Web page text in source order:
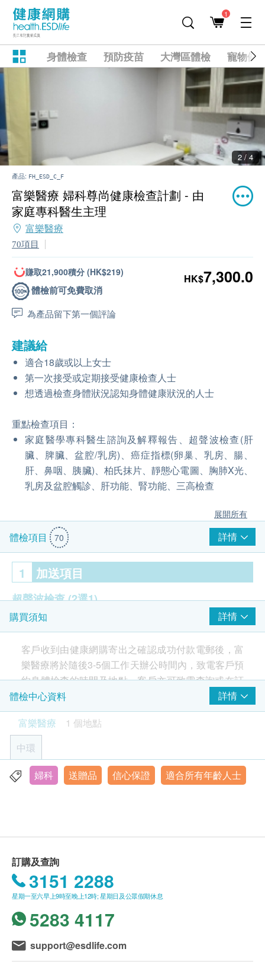
1
身體檢查 預防疫苗 大灣區體檢 寵物健
2 / 4
產品: FH_ESD_C_F
富樂醫療 婦科尊尚健康檢查計劃 - 由
家庭專科醫生主理
富樂醫療
70項目
賺取21,900積分 (HK$219)
體檢前可免費取消
為產品留下第一個評論
HK$7,300.0
建議給
適合18歲或以上女士
第一次接受或定期接受健康檢查人士
想透過檢查身體狀況認知身體健康狀況的人士
重點檢查項目：
家庭醫學專科醫生諮詢及解釋報告、超聲波檢查(肝
臟、脾臟、盆腔/乳房)、癌症指標(卵巢、乳房、腸、
肝、鼻咽、胰臟)、柏氏抹片、靜態心電圖、胸肺X光、
乳房及盆腔觸診、肝功能、腎功能、三高檢查
展開所有
體檢項目 70 詳情
1 加送項目
超聲波檢查(2選1)
乳房超聲波
2 重點項目
醫生諮詢 重點項目
家庭醫學專科醫生診前及診後諮詢
超聲波檢查
肝臟超聲波
脾臟超聲波
癌症指標
甲種胎蛋白 (肝癌)
癌胚抗原 (腸癌)
癌抗原15.3 (乳癌)
癌抗原125 (卵巢癌)
癌抗原 19.9 (胰臟)
病毒抗體EBV (鼻咽癌)
購買須知 詳情
客戶收到由健康網購寄出之確認成功付款電郵後，富
樂醫療將於隨後3-5個工作天辦公時間內，致電客戶預
約身體檢查的時間及地點。客戶亦可致電查詢或在訂
單確認後一個工作天致電該中心預約 (電話：2158
2680)。
年齡
身體檢查計劃只適用於12歲或以上之人士。
有效期
富樂醫療提供的檢查計劃內的影像檢查項目由同大廈
之德譽醫學影像中心提供。地址如下：
中 36 號興瑋大廈4樓全層。
報告
進行健康檢查後，一般情況下，需大概5-7個工作天跟
進檢查報告， 工作天不包括星期六、日及公眾假期。
體檢中心資料
詳情
富樂醫療
1 個地點
中環
中環皇后大道中36號興瑋大廈20樓2001室
婦科 送贈品 信心保證 適合所有年齡人士
訂購及查詢
3151 2288
星期一至六早上9時至晚上12時; 星期日及公眾假期休息
5283 4117
support@esdlife.com